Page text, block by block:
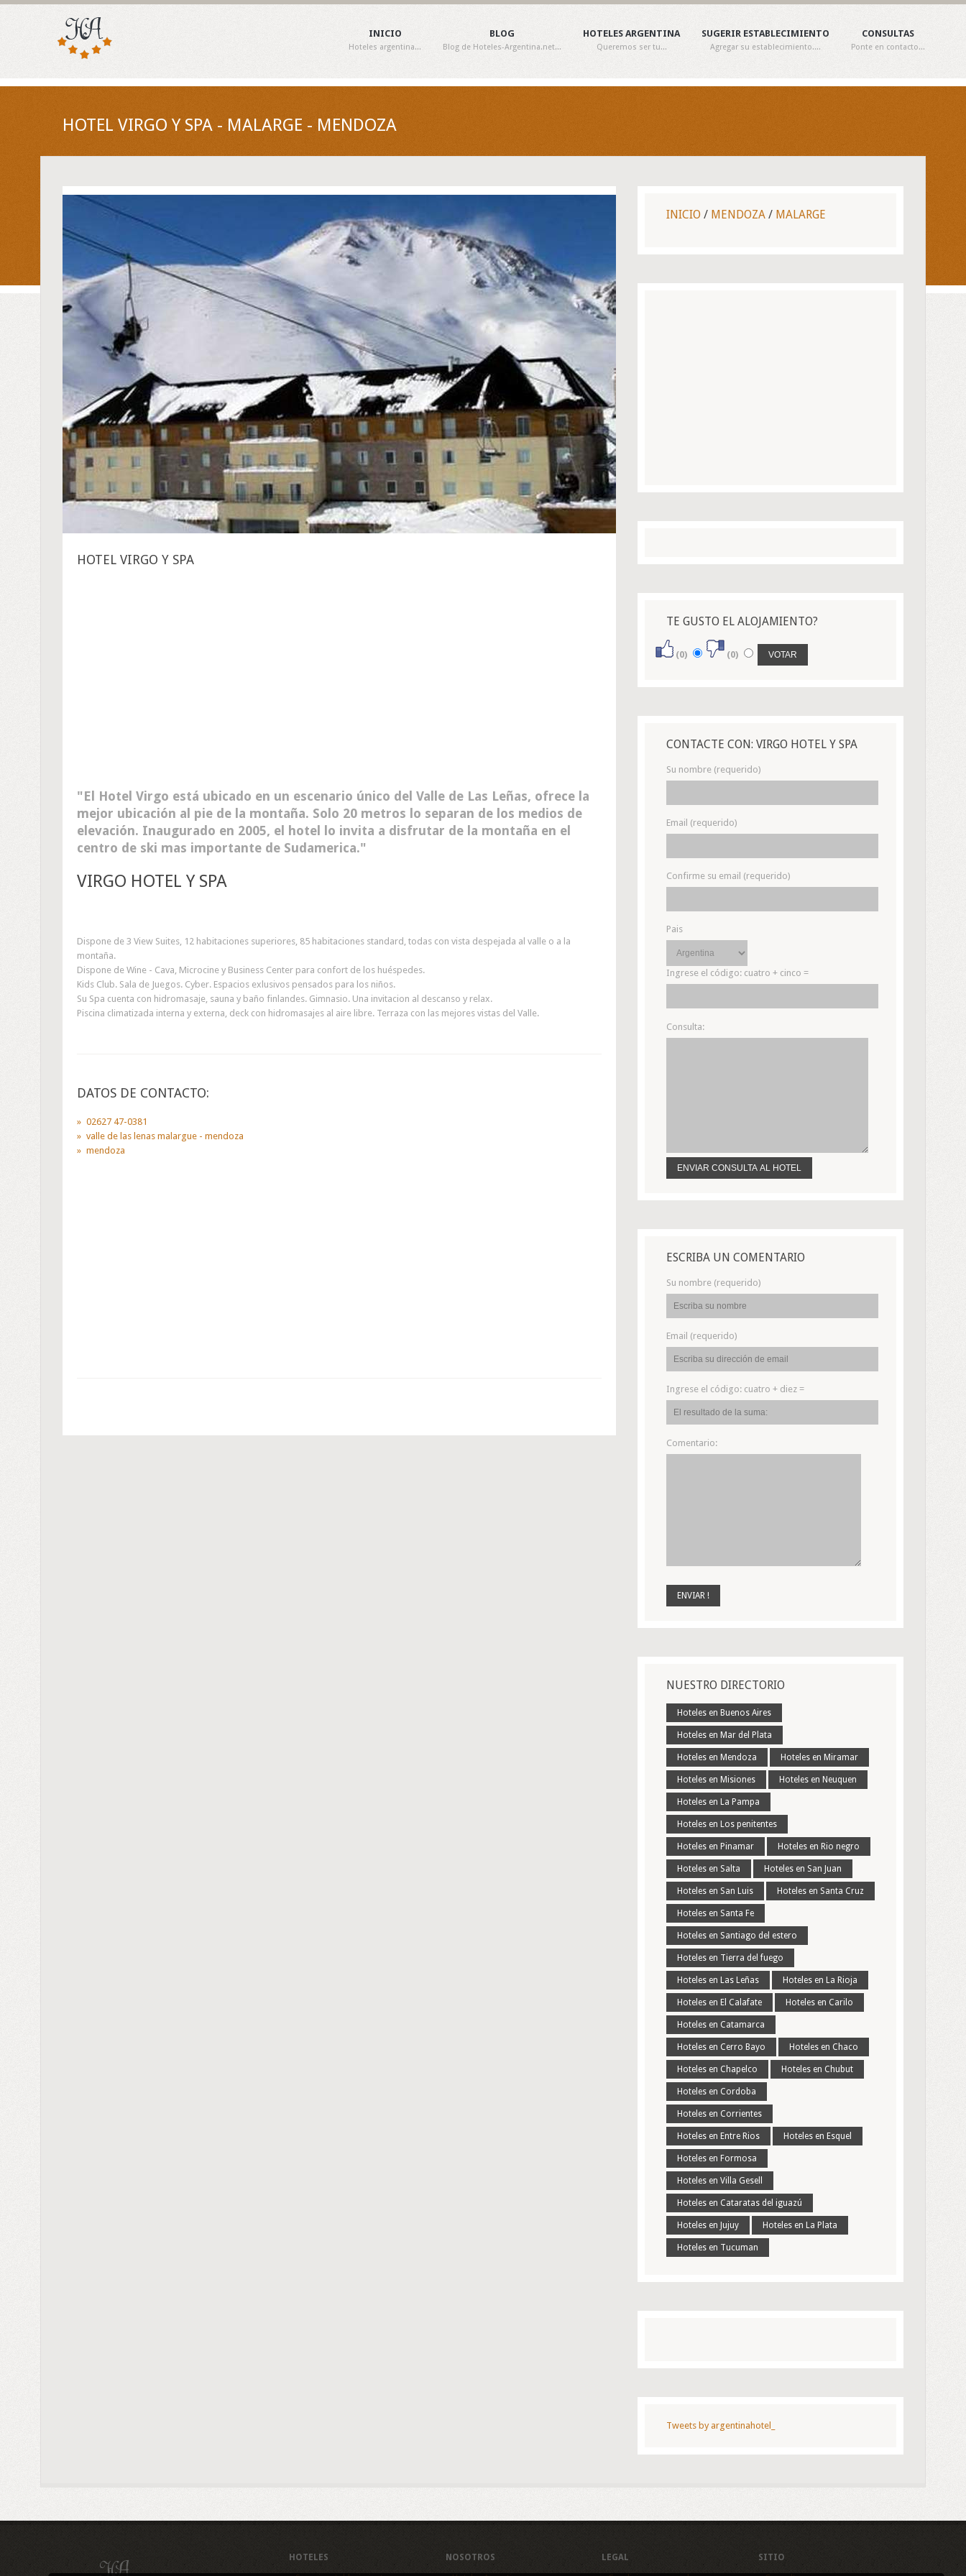
INICIO
Hoteles argentina...
BLOG
Blog de Hoteles-Argentina.net...
HOTELES ARGENTINA
Queremos ser tu...
SUGERIR ESTABLECIMIENTO
Agregar su establecimiento....
CONSULTAS
Ponte en contacto...
HOTEL VIRGO Y SPA - MALARGE - MENDOZA
HOTEL VIRGO Y SPA
El Hotel Virgo está ubicado en un escenario único del Valle de Las Leñas, ofrece la
mejor ubicación al pie de la montaña. Solo 20 metros lo separan de los medios de
elevación. Inaugurado en 2005, el hotel lo invita a disfrutar de la montaña en el
centro de ski mas importante de Sudamerica.
VIRGO HOTEL Y SPA
Dispone de 3 View Suites, 12 habitaciones superiores, 85 habitaciones standard, todas con vista despejada al valle o a la
montaña.
Dispone de Wine - Cava, Microcine y Business Center para confort de los huéspedes.
Kids Club. Sala de Juegos. Cyber. Espacios exlusivos pensados para los niños.
Su Spa cuenta con hidromasaje, sauna y baño finlandes. Gimnasio. Una invitacion al descanso y relax.
Piscina climatizada interna y externa, deck con hidromasajes al aire libre. Terraza con las mejores vistas del Valle.
DATOS DE CONTACTO:
02627 47-0381
valle de las lenas malargue - mendoza
mendoza
INICIO / MENDOZA / MALARGE
TE GUSTO EL ALOJAMIENTO?
(0) (0)
CONTACTE CON: VIRGO HOTEL Y SPA
Su nombre (requerido)
Email (requerido)
Confirme su email (requerido)
Pais
Ingrese el código: cuatro + cinco =
Consulta:
ESCRIBA UN COMENTARIO
Su nombre (requerido)
Email (requerido)
Ingrese el código: cuatro + diez =
Comentario:
NUESTRO DIRECTORIO
Hoteles en Buenos Aires
Hoteles en Mar del Plata
Hoteles en Mendoza Hoteles en Miramar
Hoteles en Misiones Hoteles en Neuquen
Hoteles en La Pampa
Hoteles en Los penitentes
Hoteles en Pinamar Hoteles en Rio negro
Hoteles en Salta Hoteles en San Juan
Hoteles en San Luis Hoteles en Santa Cruz
Hoteles en Santa Fe
Hoteles en Santiago del estero
Hoteles en Tierra del fuego
Hoteles en Las Leñas Hoteles en La Rioja
Hoteles en El Calafate Hoteles en Carilo
Hoteles en Catamarca
Hoteles en Cerro Bayo Hoteles en Chaco
Hoteles en Chapelco Hoteles en Chubut
Hoteles en Cordoba
Hoteles en Corrientes
Hoteles en Entre Rios Hoteles en Esquel
Hoteles en Formosa
Hoteles en Villa Gesell
Hoteles en Cataratas del iguazú
Hoteles en Jujuy Hoteles en La Plata
Hoteles en Tucuman
Tweets by argentinahotel_
HOTELES NOSOTROS LEGAL SITIO